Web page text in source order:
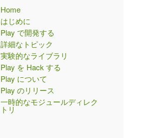
Home
はじめに
Play で開発する
詳細なトピック
実験的なライブラリ
Play を Hack する
Play について
Play のリリース
一時的なモジュールディレク
トリ